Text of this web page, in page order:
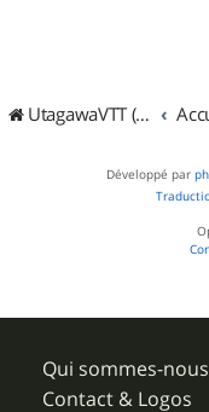
UtagawaVTT (Randos VTT et VTTAE avec traces GPS)
Développé par
Qui sommes-
Contact & Logos